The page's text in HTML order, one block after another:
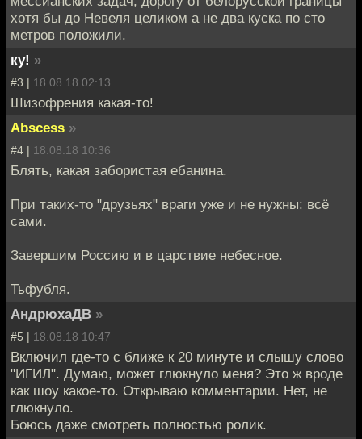
хотя бы до Невеля целиком а не два куска по сто
метров положили.
ку! »
#3 | 18.08.18 02:13
Шизофрения какая-то!
Abscess »
#4 | 18.08.18 10:36
Блять, какая забористая ебанина.
При таких-то "друзьях" враги уже и не нужны: всё
сами.
Завершим Россию и в царствие небесное.
Тьфубля.
АндрюхаДВ »
#5 | 18.08.18 10:47
Включил где-то с ближе к 20 минуте и слышу слово
"ИГИЛ". Думаю, может глюкнуло меня? Это ж вроде
как шоу какое-то. Открываю комментарии. Нет, не
глюкнуло.
Боюсь даже смотреть полностью ролик.